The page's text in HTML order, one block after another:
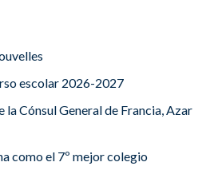
escolar 2026-2027
la Cónsul General de Francia, Azar
como el 7º mejor colegio